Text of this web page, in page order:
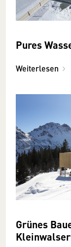
Pures
Weiterlesen
Grünes